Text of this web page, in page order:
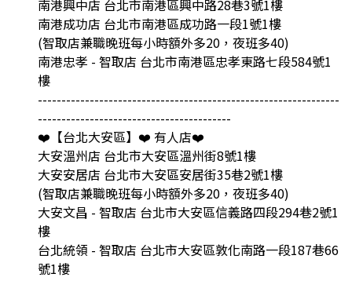
南港興中店 台北市南港區興中路28巷3號1樓
南港成功店 台北市南港區成功路一段1號1樓
(智取店兼職晚班每小時額外多20，夜班多40)
南港忠孝 - 智取店 台北市南港區忠孝東路七段584號1
樓
----------------------------------------------------------------
-----------------------------------------
❤️【台北大安區】❤️ 有人店❤️
大安溫州店 台北市大安區溫州街8號1樓
大安安居店 台北市大安區安居街35巷2號1樓
(智取店兼職晚班每小時額外多20，夜班多40)
大安文昌 - 智取店 台北市大安區信義路四段294巷2號1
樓
台北統領 - 智取店 台北市大安區敦化南路一段187巷66
號1樓